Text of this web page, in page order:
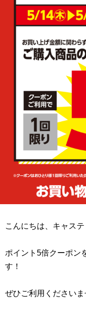
こんにちは、キャステ
ポイント5倍クーポン
す！
ぜひご利用くださいま